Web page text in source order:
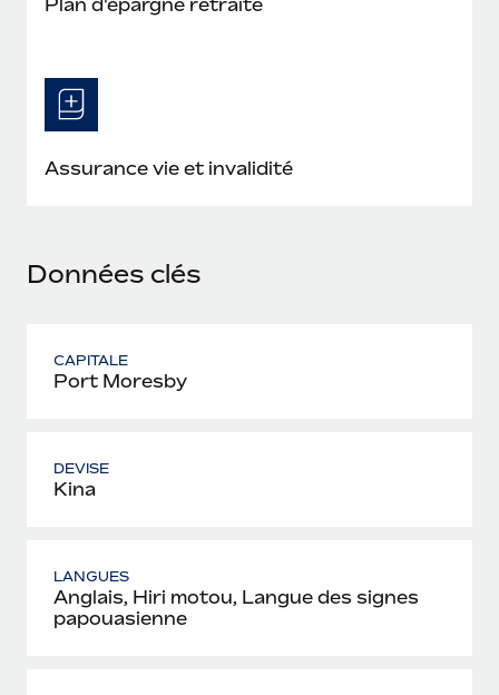
En savoir plus
Assurance vie et invalidité
Données clés
CAPITALE
Port Moresby
DEVISE
Kina
LANGUES
Anglais, Hiri motou, Langue des signes
papouasienne